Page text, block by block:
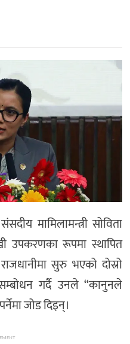
मामिलामन्त्री सोविता
उपकरणका रूपमा स्थापित
सुरु भएको दोस्रो
गर्दै उनले “कानुनले
जोड दिइन्।